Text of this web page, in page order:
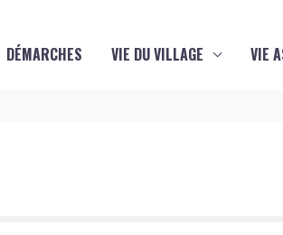
DÉMARCHES VIE DU VILLAGE VIE